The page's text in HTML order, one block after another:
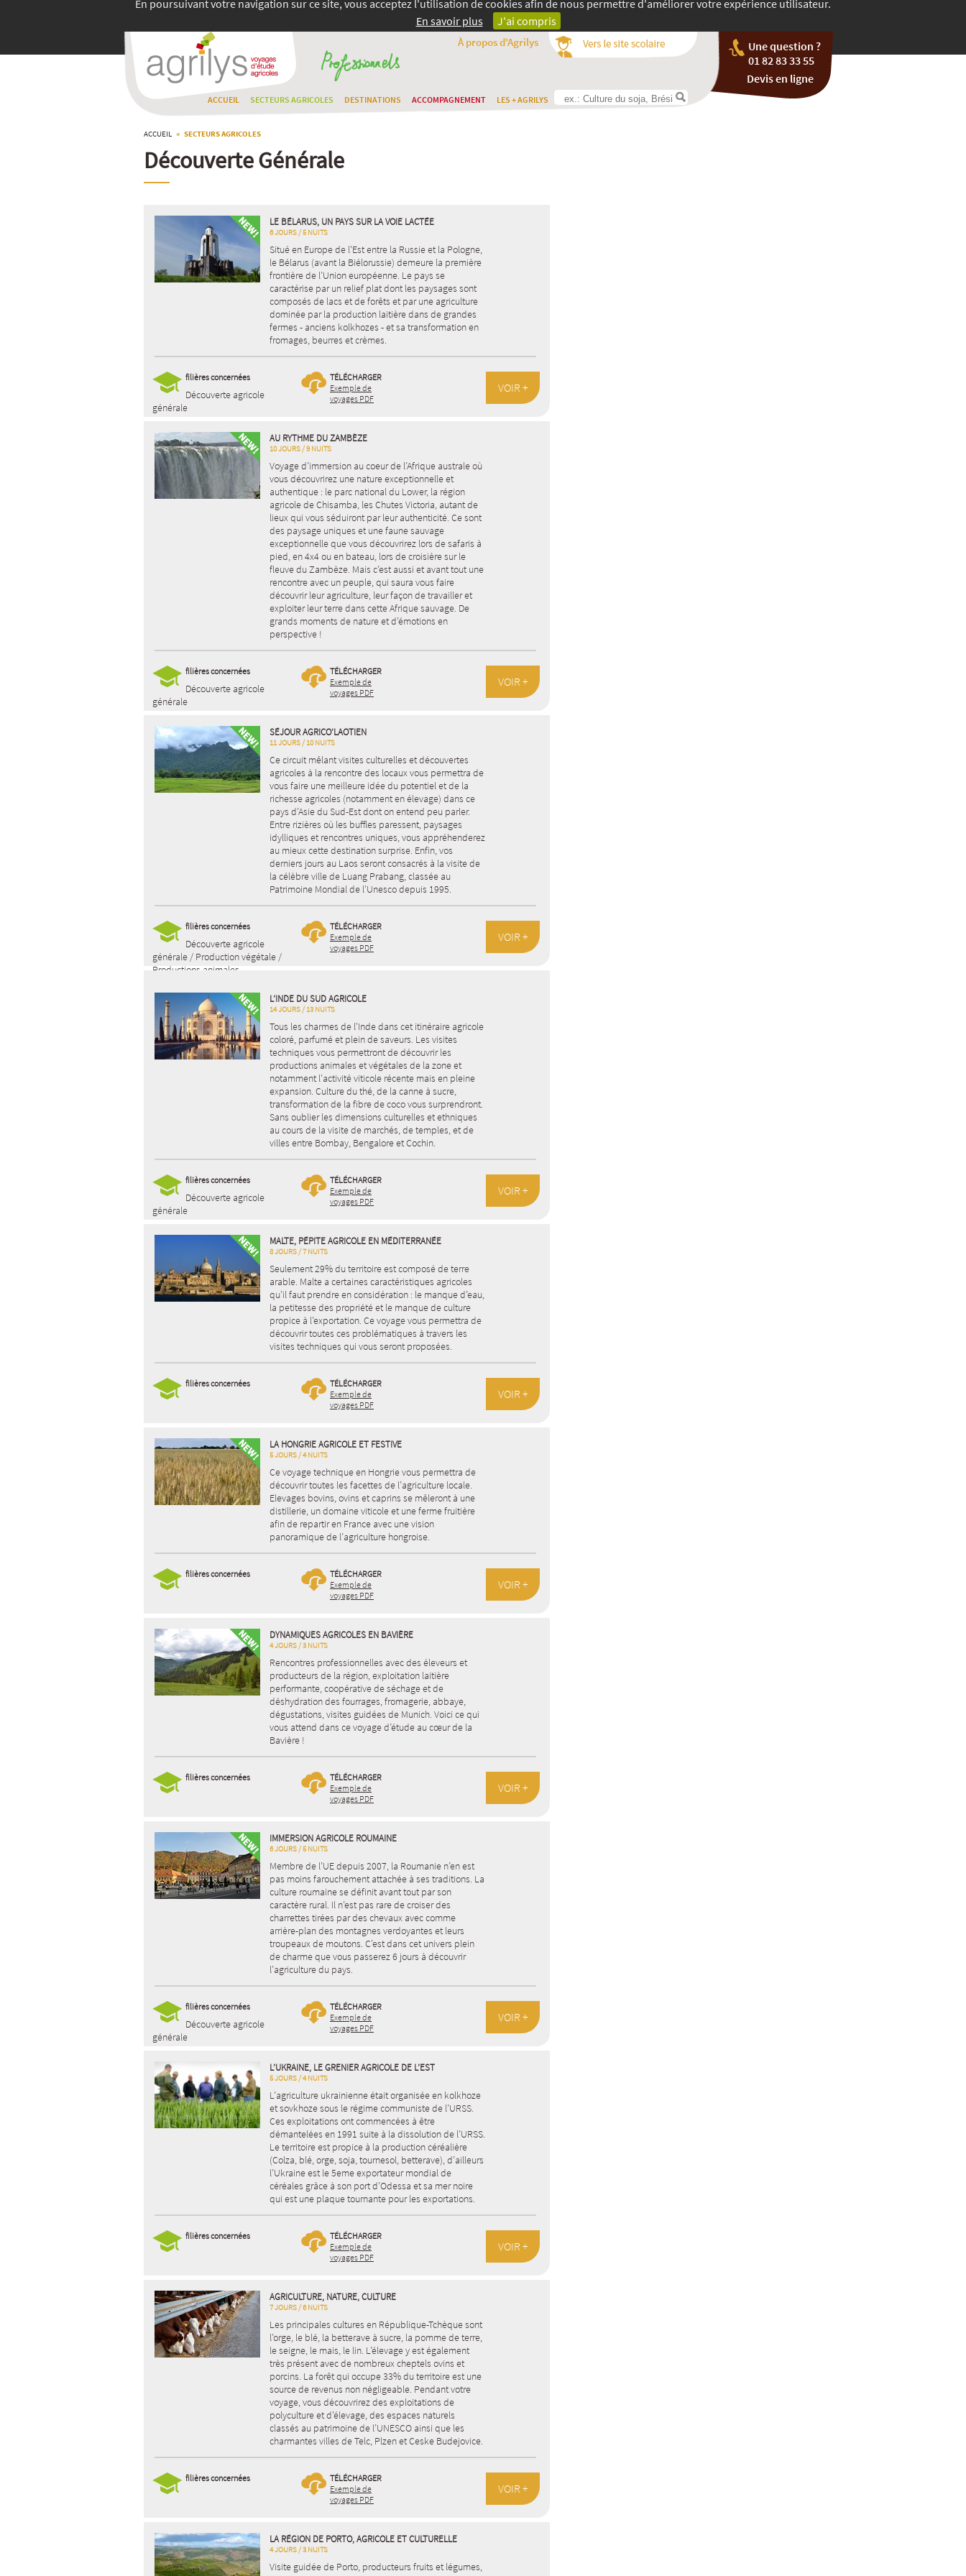
En poursuivant votre navigation sur ce site, vous acceptez l'utilisation de cookies afin de nous permettre d'améliorer votre expérience utilisateur.
En savoir plus
J'ai compris
Une question ?
01 82 83 33 55
Devis en ligne
À propos d'Agrilys
ACCUEIL SECTEURS AGRICOLES DESTINATIONS ACCOMPAGNEMENT LES + AGRILYS
ACCUEIL » SECTEURS AGRICOLES
Découverte Générale
LE BÉLARUS, UN PAYS SUR LA VOIE LACTÉE
6 JOURS / 5 NUITS
Situé en Europe de l’Est entre la Russie et la Pologne,
le Bélarus (avant la Biélorussie) demeure la première
frontière de l’Union européenne. Le pays se
caractérise par un relief plat dont les paysages sont
composés de lacs et de forêts et par une agriculture
dominée par la production laitière dans de grandes
fermes - anciens kolkhozes - et sa transformation en
fromages, beurres et crèmes.
filières concernées
Découverte agricole
générale
TÉLÉCHARGER
Exemple de
voyages PDF
VOIR +
AU RYTHME DU ZAMBÈZE
10 JOURS / 9 NUITS
Voyage d’immersion au coeur de l’Afrique australe où
vous découvrirez une nature exceptionnelle et
authentique : le parc national du Lower, la région
agricole de Chisamba, les Chutes Victoria, autant de
lieux qui vous séduiront par leur authenticité. Ce sont
des paysage uniques et une faune sauvage
exceptionnelle que vous découvrirez lors de safaris à
pied, en 4x4 ou en bateau, lors de croisière sur le
fleuve du Zambèze. Mais c’est aussi et avant tout une
rencontre avec un peuple, qui saura vous faire
découvrir leur agriculture, leur façon de travailler et
exploiter leur terre dans cette Afrique sauvage. De
grands moments de nature et d’émotions en
perspective !
filières concernées
Découverte agricole
générale
TÉLÉCHARGER
Exemple de
voyages PDF
VOIR +
SÉJOUR AGRICO’LAOTIEN
11 JOURS / 10 NUITS
Ce circuit mêlant visites culturelles et découvertes
agricoles à la rencontre des locaux vous permettra de
vous faire une meilleure idée du potentiel et de la
richesse agricoles (notamment en élevage) dans ce
pays d’Asie du Sud-Est dont on entend peu parler.
Entre rizières où les buffles paressent, paysages
idylliques et rencontres uniques, vous appréhenderez
au mieux cette destination surprise. Enfin, vos
derniers jours au Laos seront consacrés à la visite de
la célèbre ville de Luang Prabang, classée au
Patrimoine Mondial de l’Unesco depuis 1995.
filières concernées
Découverte agricole
générale / Production végétale /
Productions animales
TÉLÉCHARGER
Exemple de
voyages PDF
VOIR +
L’INDE DU SUD AGRICOLE
14 JOURS / 13 NUITS
Tous les charmes de l'Inde dans cet itinéraire agricole
coloré, parfumé et plein de saveurs. Les visites
techniques vous permettront de découvrir les
productions animales et végétales de la zone et
notamment l'activité viticole récente mais en pleine
expansion. Culture du thé, de la canne à sucre,
transformation de la fibre de coco vous surprendront.
Sans oublier les dimensions culturelles et ethniques
au cours de la visite de marchés, de temples, et de
villes entre Bombay, Bengalore et Cochin.
filières concernées
Découverte agricole
générale
TÉLÉCHARGER
Exemple de
voyages PDF
VOIR +
MALTE, PÉPITE AGRICOLE EN MÉDITERRANÉE
8 JOURS / 7 NUITS
Seulement 29% du territoire est composé de terre
arable. Malte a certaines caractéristiques agricoles
qu’il faut prendre en considération : le manque d’eau,
la petitesse des propriété et le manque de culture
propice à l’exportation. Ce voyage vous permettra de
découvrir toutes ces problématiques à travers les
visites techniques qui vous seront proposées.
filières concernées
TÉLÉCHARGER
Exemple de
voyages PDF
VOIR +
LA HONGRIE AGRICOLE ET FESTIVE
5 JOURS / 4 NUITS
Ce voyage technique en Hongrie vous permettra de
découvrir toutes les facettes de l’agriculture locale.
Elevages bovins, ovins et caprins se mêleront à une
distillerie, un domaine viticole et une ferme fruitière
afin de repartir en France avec une vision
panoramique de l’agriculture hongroise.
filières concernées
TÉLÉCHARGER
Exemple de
voyages PDF
VOIR +
DYNAMIQUES AGRICOLES EN BAVIÈRE
4 JOURS / 3 NUITS
Rencontres professionnelles avec des éleveurs et
producteurs de la région, exploitation laitière
performante, coopérative de séchage et de
déshydration des fourrages, fromagerie, abbaye,
dégustations, visites guidées de Munich. Voici ce qui
vous attend dans ce voyage d’étude au cœur de la
Bavière !
filières concernées
TÉLÉCHARGER
Exemple de
voyages PDF
VOIR +
IMMERSION AGRICOLE ROUMAINE
6 JOURS / 5 NUITS
Membre de l’UE depuis 2007, la Roumanie n’en est
pas moins farouchement attachée à ses traditions. La
culture roumaine se définit avant tout par son
caractère rural. Il n’est pas rare de croiser des
charrettes tirées par des chevaux avec comme
arrière-plan des montagnes verdoyantes et leurs
troupeaux de moutons. C’est dans cet univers plein
de charme que vous passerez 6 jours à découvrir
l’agriculture du pays.
filières concernées
Découverte agricole
générale
TÉLÉCHARGER
Exemple de
voyages PDF
VOIR +
L’UKRAINE, LE GRENIER AGRICOLE DE L’EST
5 JOURS / 4 NUITS
L’agriculture ukrainienne était organisée en kolkhoze
et sovkhoze sous le régime communiste de l’URSS.
Ces exploitations ont commencées à être
démantelées en 1991 suite à la dissolution de l’URSS.
Le territoire est propice à la production céréalière
(Colza, blé, orge, soja, tournesol, betterave), d’ailleurs
l’Ukraine est le 5eme exportateur mondial de
céréales grâce à son port d’Odessa et sa mer noire
qui est une plaque tournante pour les exportations.
filières concernées
TÉLÉCHARGER
Exemple de
voyages PDF
VOIR +
AGRICULTURE, NATURE, CULTURE
7 JOURS / 6 NUITS
Les principales cultures en République-Tchèque sont
l’orge, le blé, la betterave à sucre, la pomme de terre,
le seigne, le mais, le lin. L’élevage y est également
très présent avec de nombreux cheptels ovins et
porcins. La forêt qui occupe 33% du territoire est une
source de revenus non négligeable. Pendant votre
voyage, vous découvrirez des exploitations de
polyculture et d’élevage, des espaces naturels
classés au patrimoine de l’UNESCO ainsi que les
charmantes villes de Telc, Plzen et Ceske Budejovice.
filières concernées
TÉLÉCHARGER
Exemple de
voyages PDF
VOIR +
LA RÉGION DE PORTO, AGRICOLE ET CULTURELLE
4 JOURS / 3 NUITS
Visite guidée de Porto, producteurs fruits et légumes,